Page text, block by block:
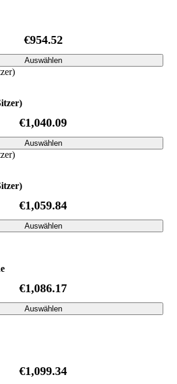
€954.52
Auswählen
€1,040.09
Auswählen
€1,059.84
Auswählen
€1,086.17
Auswählen
€1,099.34